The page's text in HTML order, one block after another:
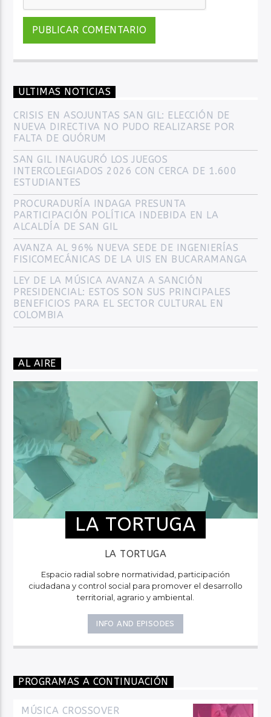
ULTIMAS NOTICIAS
CRISIS EN ASOJUNTAS SAN GIL: ELECCIÓN DE
NUEVA DIRECTIVA NO PUDO REALIZARSE POR
FALTA DE QUÓRUM
SAN GIL INAUGURÓ LOS JUEGOS
INTERCOLEGIADOS 2026 CON CERCA DE 1.600
ESTUDIANTES
PROCURADURÍA INDAGA PRESUNTA
PARTICIPACIÓN POLÍTICA INDEBIDA EN LA
ALCALDÍA DE SAN GIL
AVANZA AL 96% NUEVA SEDE DE INGENIERÍAS
FISICOMECÁNICAS DE LA UIS EN BUCARAMANGA
LEY DE LA MÚSICA AVANZA A SANCIÓN
PRESIDENCIAL: ESTOS SON SUS PRINCIPALES
BENEFICIOS PARA EL SECTOR CULTURAL EN
COLOMBIA
AL AIRE
LA TORTUGA
LA TORTUGA
Espacio radial sobre normatividad, participación
ciudadana y control social para promover el desarrollo
territorial, agrario y ambiental.
INFO AND EPISODES
PROGRAMAS A CONTINUACIÓN
MÚSICA CROSSOVER